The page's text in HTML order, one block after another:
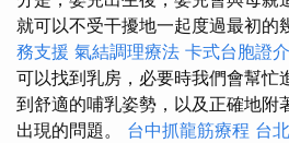
就可以不受干擾地一起度過最初的
務支援 氣結調理療法 卡式台胞證
可以找到乳房，必要時我們會幫忙
到舒適的哺乳姿勢，以及正確地附
出現的問題。 台中抓龍筋療程 台